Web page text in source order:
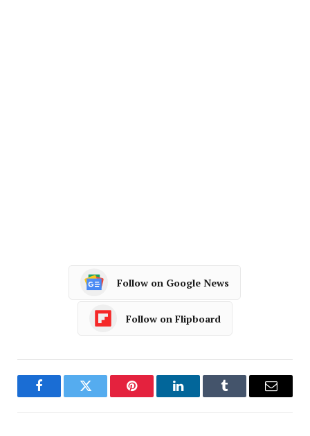
Follow on Google News
Follow on Flipboard
FacebookTwitter Pinterest LinkedInTumblr Email